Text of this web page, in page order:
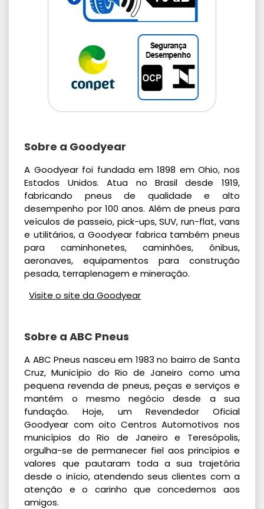
Sobre a Goodyear
A Goodyear foi fundada em 1898 em Ohio, nos
Estados Unidos. Atua no Brasil desde 1919,
fabricando pneus de qualidade e alto
desempenho por 100 anos. Além de pneus para
veículos de passeio, pick-ups, SUV, run-flat, vans
e utilitários, a Goodyear fabrica também pneus
para caminhonetes, caminhões, ônibus,
aeronaves, equipamentos para construção
pesada, terraplenagem e mineração.
Visite o site da Goodyear
Sobre a ABC Pneus
A ABC Pneus nasceu em 1983 no bairro de Santa
Cruz, Município do Rio de Janeiro como uma
pequena revenda de pneus, peças e serviços e
mantém o mesmo negócio desde a sua
fundação. Hoje, um Revendedor Oficial
Goodyear com oito Centros Automotivos nos
municípios do Rio de Janeiro e Teresópolis,
orgulha-se de permanecer fiel aos princípios e
valores que pautaram toda a sua trajetória
desde o início, atendendo seus clientes com a
atenção e o carinho que concedemos aos
amigos.